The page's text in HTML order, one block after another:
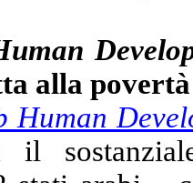
alla povertà
Human
il